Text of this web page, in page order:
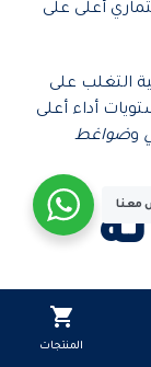
أعلى على
التغلب على
أداء أعلى
وضواغط
المنتجات
معنا